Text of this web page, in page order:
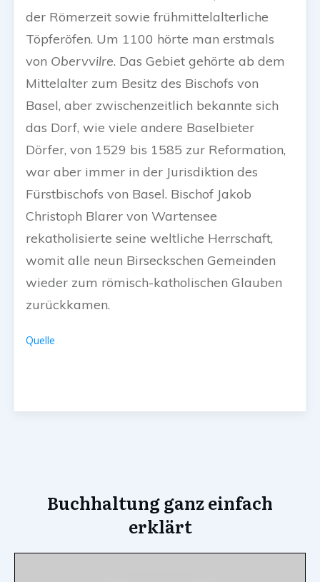
der Römerzeit sowie frühmittelalterliche
Töpferöfen. Um 1100 hörte man erstmals
von Obervvilre. Das Gebiet gehörte ab dem
Mittelalter zum Besitz des Bischofs von
Basel, aber zwischenzeitlich bekannte sich
das Dorf, wie viele andere Baselbieter
Dörfer, von 1529 bis 1585 zur Reformation,
war aber immer in der Jurisdiktion des
Fürstbischofs von Basel. Bischof Jakob
Christoph Blarer von Wartensee
rekatholisierte seine weltliche Herrschaft,
womit alle neun Birseckschen Gemeinden
wieder zum römisch-katholischen Glauben
zurückkamen.
Quelle
Buchhaltung ganz einfach
erklärt